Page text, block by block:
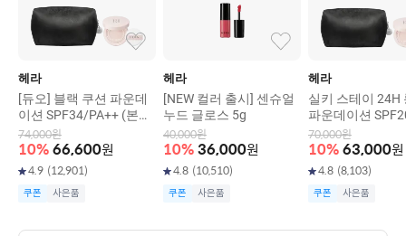
헤라
[듀오] 블랙 쿠션 파운데
이션 SPF34/PA++ (본품
15g+리필15g)
74,000원
10% 66,600원
4.9 (12,901)
쿠폰 사은품
헤라
[NEW 컬러 출시] 센슈얼
누드 글로스 5g
40,000원
10% 36,000원
4.8 (10,510)
쿠폰 사은품
헤라
실키 스테이 24H
파운데이션
+ 30g
70,000원
10% 63,000원
4.8 (8,103)
쿠폰 사은품